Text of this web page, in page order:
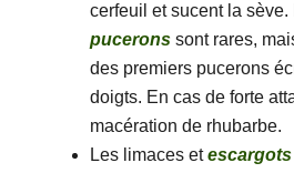
cerfeuil et sucent la
puceronssont rares,
des premiers pucerons
doigts. En cas de forte
macération de rhubarbe.
Les limaces etescargots